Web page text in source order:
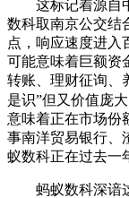
这标记着源自中
数科取南京公交结
点，响应速度进入
可能意味着巨额资
转账、理财征询、
是识”但又价值庞大
意味着正在市场份
事南洋贸易银行、
蚁数科正在过去一
蚂蚁数科深谙这